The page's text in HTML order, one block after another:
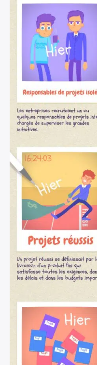
Rechercher